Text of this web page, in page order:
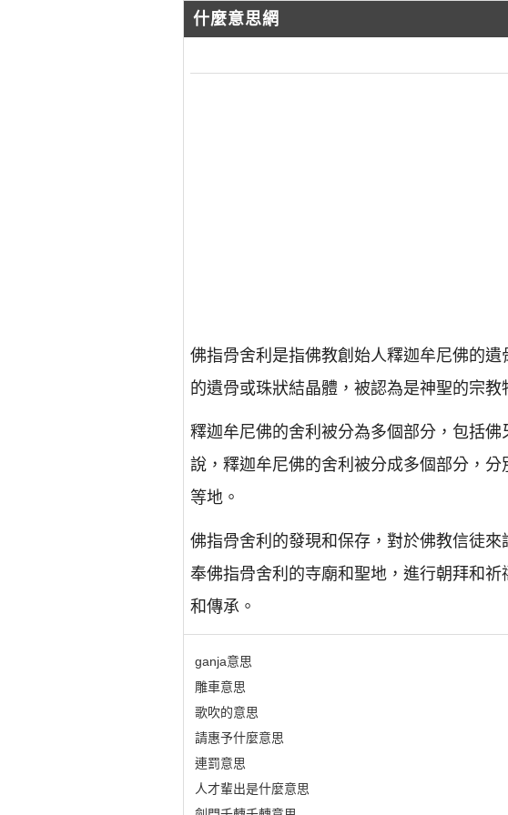
什麼意思網
佛指骨舍利是指佛教創始人釋迦牟尼佛的
的遺骨或珠狀結晶體，被認為是神聖的宗
釋迦牟尼佛的舍利被分為多個部分，包括
說，釋迦牟尼佛的舍利被分成多個部分，
等地。
佛指骨舍利的發現和保存，對於佛教信徒
奉佛指骨舍利的寺廟和聖地，進行朝拜和
和傳承。
ganja意思
雕車意思
歌吹的意思
請惠予什麼意思
連罰意思
人才輩出是什麼意思